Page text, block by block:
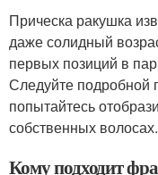
Прическа ракушка
даже солидный
первых позиций в
Следуйте подробной
попытайтесь
собственных волосах.
Кому подходит